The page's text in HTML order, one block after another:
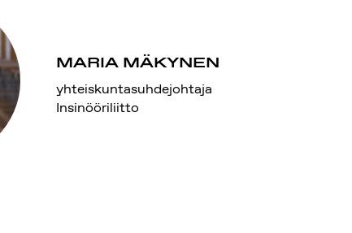
MARIA MÄKYNEN
yhteiskuntasuhdejohtaja
Insinööriliitto